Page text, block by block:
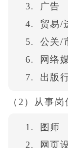
广告
贸易/
公关/
网络
出版
（2）从事
图师
网页